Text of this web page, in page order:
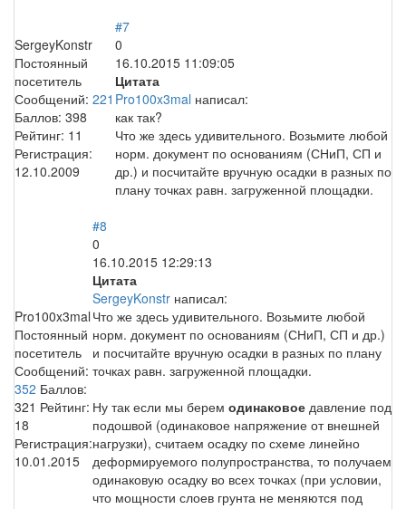
SergeyKonstr
Постоянный
посетитель
Сообщений: 221
Баллов: 398
Рейтинг: 11
Регистрация:
12.10.2009
#7
0
16.10.2015 11:09:05
Цитата
Pro100x3mal написал:
как так?
Что же здесь удивительного. Возьмите любой
норм. документ по основаниям (СНиП, СП и
др.) и посчитайте вручную осадки в разных по
плану точках равн. загруженной площадки.
Pro100x3mal
Постоянный
посетитель
Сообщений:
352 Баллов:
321 Рейтинг:
18
Регистрация:
10.01.2015
#8
0
16.10.2015 12:29:13
Цитата
SergeyKonstr написал:
Что же здесь удивительного. Возьмите любой
норм. документ по основаниям (СНиП, СП и др.)
и посчитайте вручную осадки в разных по плану
точках равн. загруженной площадки.
Ну так если мы берем одинаковое давление под
подошвой (одинаковое напряжение от внешней
нагрузки), считаем осадку по схеме линейно
деформируемого полупространства, то получаем
одинаковую осадку во всех точках (при условии,
что мощности слоев грунта не меняются под